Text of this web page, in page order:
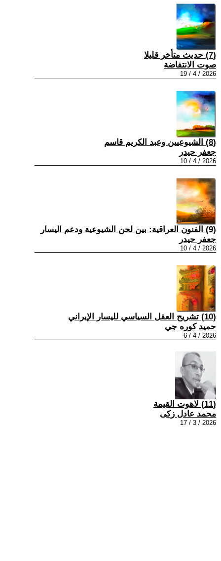
(7) حديث متأخر قليلا
صوت الانتفاضة
2026 / 4 / 19
(8) الشيوعيين وعبد الكريم قاسم
جعفر حيدر
2026 / 4 / 10
(9) الفنون العراقية: بين لحن الشيوعية ودعم اليسار
جعفر حيدر
2026 / 4 / 10
(10) تشريح العقل السياسي لليسار الإيراني
حميد كوره جي
2026 / 4 / 6
(11) لاهوت القيمة
محمد عادل زكى
2026 / 3 / 17